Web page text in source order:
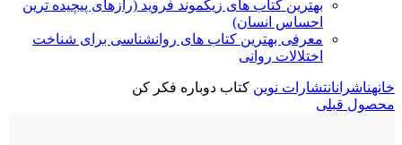
بهترین کتاب های زیگموند فروید (رازهای پیچیده ترین
احساس انسان)
معرفی بهترین کتاب های روانشناسی برای شناخت
اختلالات روانی
خانهناشرانانتشارات نوین کتاب دوباره فکر کن
محصول قبلی